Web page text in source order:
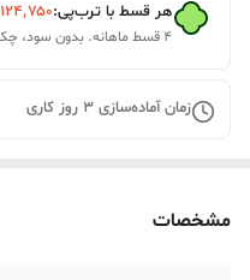
هر قسط با ترب‌پی:۱۲۴٬۷۵۰
۴ قسط ماهانه. بدون سود، چک و ضامن.
زمان آماده‌سازی 3 روز کاری
مشخصات